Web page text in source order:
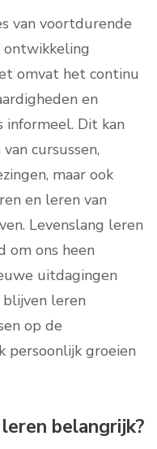
van voortdurende
ontwikkeling
omvat het continu
en
informeel. Dit kan
cursussen,
maar ook
en leren van
Levenslang leren
om ons heen
uitdagingen
leren
op de
persoonlijk groeien
belangrijk?